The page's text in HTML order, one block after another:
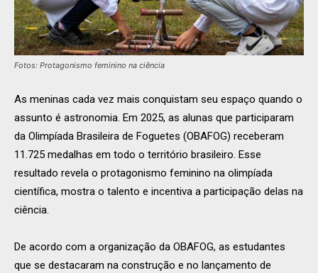
Fotos: Protagonismo feminino na ciência
As meninas cada vez mais conquistam seu espaço quando o
assunto é astronomia. Em 2025, as alunas que participaram
da Olimpíada Brasileira de Foguetes (OBAFOG) receberam
11.725 medalhas em todo o território brasileiro. Esse
resultado revela o protagonismo feminino na olimpíada
científica, mostra o talento e incentiva a participação delas na
ciência.
De acordo com a organização da OBAFOG, as estudantes
que se destacaram na construção e no lançamento de